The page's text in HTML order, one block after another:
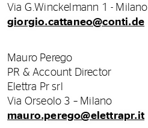
Via G.Winckelmann 1 - Milano
giorgio.cattaneo@conti.de
Mauro Perego
PR & Account Director
Elettra Pr srl
Via Orseolo 3 – Milano
mauro.perego@elettrapr.it